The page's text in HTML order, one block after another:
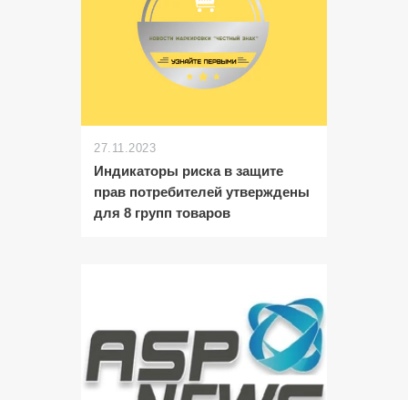
27.11.2023
Индикаторы риска в защите
прав потребителей утверждены
для 8 групп товаров